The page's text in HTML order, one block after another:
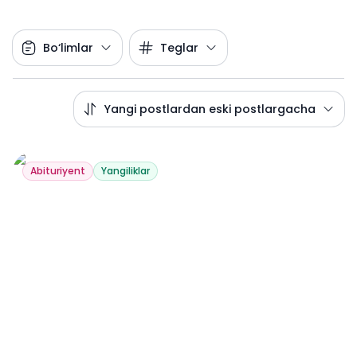
Bo‘limlar Teglar
Yangi postlardan eski postlargacha
Abituriyent Yangiliklar